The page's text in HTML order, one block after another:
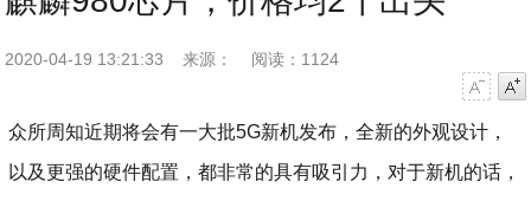
2020-04-19 13:21:33 来源：
阅读：1124
众所周知近期将会有一大批5G新机发布，全新的外观设计，
以及更强的硬件配置，都非常的具有吸引力，对于新机的话，